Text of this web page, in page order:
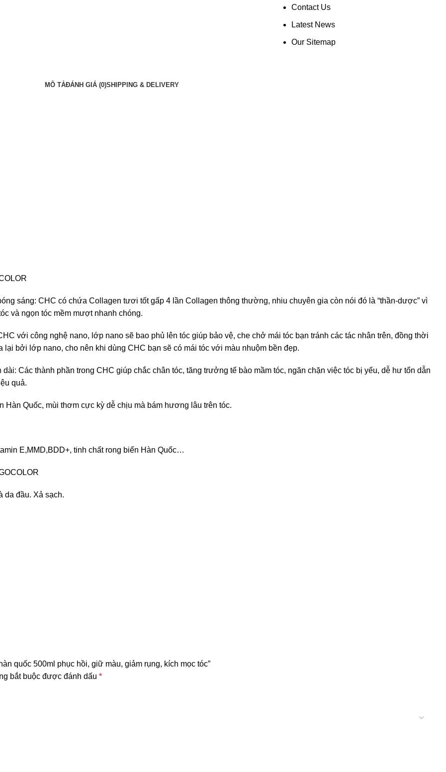
Contact Us
Latest News
Our Sitemap
MÔ TẢĐÁNH GIÁ (0)SHIPPING & DELIVERY
sáng: CHC có chứa Collagen tươi tốt gấp 4 lần Collagen thông thường, nhiu chuyên gia còn nói đó là “thần-dược” vì
và ngọn tóc mềm mượt nhanh chóng.
với công nghệ nano, lớp nano sẽ bao phủ lên tóc giúp bảo vệ, che chở mái tóc bạn tránh các tác nhân trên, đồng thời
bởi lớp nano, cho nên khi dùng CHC bạn sẽ có mái tóc với màu nhuộm bền đẹp.
Các thành phần trong CHC giúp chắc chân tóc, tăng trưởng tế bào mầm tóc, ngăn chặn việc tóc bị yếu, dễ hư tổn dẫn
quả.
Quốc, mùi thơm cực kỳ dễ chịu mà bám hương lâu trên tóc.
E,MMD,BDD+, tinh chất rong biển Hàn Quốc…
da đầu. Xả sạch.
quốc 500ml phục hồi, giữ màu, giảm rụng, kích mọc tóc”
bắt buộc được đánh dấu *